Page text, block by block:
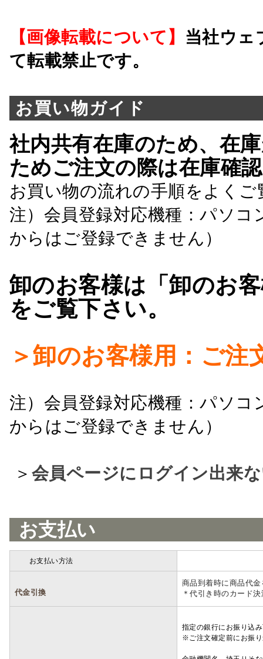
【画像転載について】 当社ウェ
て転載禁止です。
お買い物ガイド
社内共有在庫のため、在
ためご注文の際は在庫確
お買い物の流れの手順をよくご
注）会員登録対応機種：パソ
からはご登録できません）
卸のお客様は「卸のお
をご覧下さい。
＞卸のお客様用：ご注
注）会員登録対応機種：パソ
からはご登録できません）
＞ 会員ページにログイン出来
お支払い
お支払い方法
代金引換
商品到着時に商品代
＊代引き時のカード
指定の銀行にお振り込
※ご注文確定前にお振